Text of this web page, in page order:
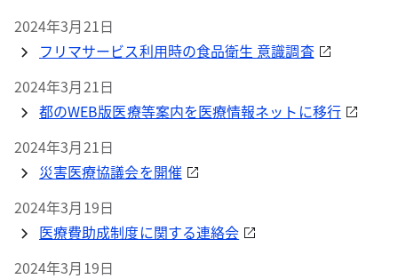
2024年3月21日
フリマサービス利用時の食品衛生 意識調査
2024年3月21日
都のWEB版医療等案内を医療情報ネットに移行
2024年3月21日
災害医療協議会を開催
2024年3月19日
医療費助成制度に関する連絡会
2024年3月19日